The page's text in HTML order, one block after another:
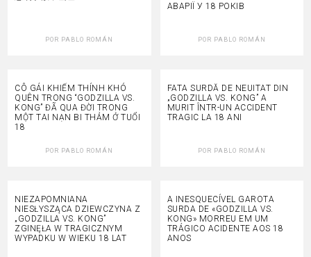
POR PABLO ROMÁN
АВАРІЇ У 18 РОКІВ
POR PABLO ROMÁN
CÔ GÁI KHIẾM THÍNH KHÓ
QUÊN TRONG “GODZILLA VS.
KONG” ĐÃ QUA ĐỜI TRONG
MỘT TAI NẠN BI THẢM Ở TUỔI
18
POR PABLO ROMÁN
FATA SURDĂ DE NEUITAT DIN
„GODZILLA VS. KONG” A
MURIT ÎNTR-UN ACCIDENT
TRAGIC LA 18 ANI
POR PABLO ROMÁN
NIEZAPOMNIANA
NIESŁYSZĄCA DZIEWCZYNA Z
„GODZILLA VS. KONG”
ZGINĘŁA W TRAGICZNYM
WYPADKU W WIEKU 18 LAT
A INESQUECÍVEL GAROTA
SURDA DE «GODZILLA VS.
KONG» MORREU EM UM
TRÁGICO ACIDENTE AOS 18
ANOS